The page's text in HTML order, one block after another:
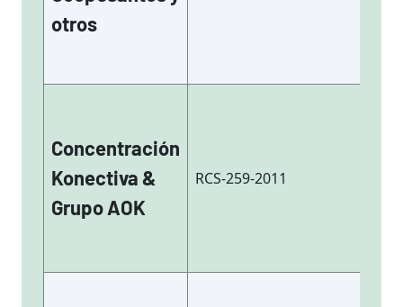
otros
Concentración
Konectiva &
Grupo AOK
RCS-259-2011